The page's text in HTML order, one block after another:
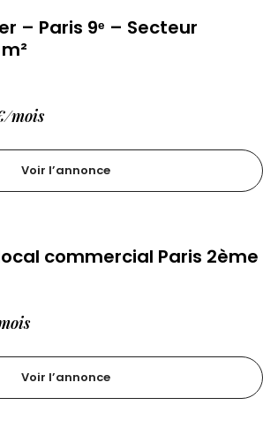
– Paris 9ᵉ – Secteur
mois
Voir l’annonce
commercial Paris 2ème
Voir l’annonce